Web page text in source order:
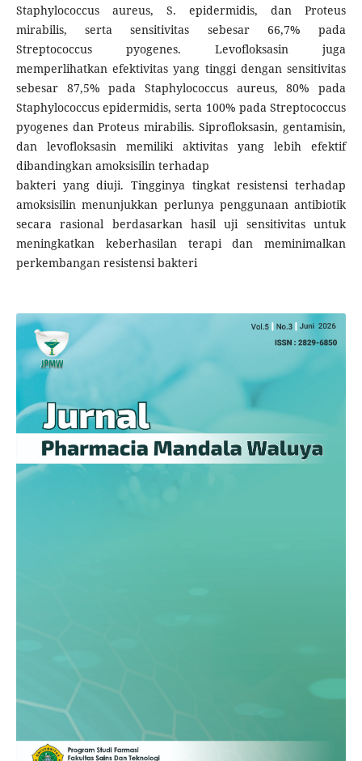
Staphylococcus aureus, S. epidermidis, dan Proteus
mirabilis, serta sensitivitas sebesar 66,7% pada
Streptococcus pyogenes. Levofloksasin juga
memperlihatkan efektivitas yang tinggi dengan sensitivitas
sebesar 87,5% pada Staphylococcus aureus, 80% pada
Staphylococcus epidermidis, serta 100% pada Streptococcus
pyogenes dan Proteus mirabilis. Siprofloksasin, gentamisin,
dan levofloksasin memiliki aktivitas yang lebih efektif
dibandingkan amoksisilin terhadap
bakteri yang diuji. Tingginya tingkat resistensi terhadap
amoksisilin menunjukkan perlunya penggunaan antibiotik
secara rasional berdasarkan hasil uji sensitivitas untuk
meningkatkan keberhasilan terapi dan meminimalkan
perkembangan resistensi bakteri